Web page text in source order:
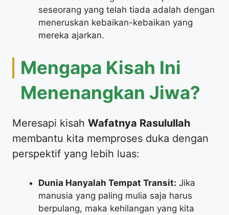
seseorang yang telah tiada adalah dengan
meneruskan kebaikan-kebaikan yang
mereka ajarkan.
​Mengapa Kisah Ini
Menenangkan Jiwa?
​Meresapi kisah Wafatnya Rasulullah
membantu kita memproses duka dengan
perspektif yang lebih luas:
Dunia Hanyalah Tempat Transit: Jika
manusia yang paling mulia saja harus
berpulang, maka kehilangan yang kita